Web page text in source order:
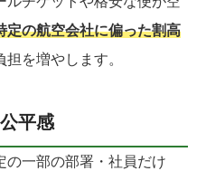
定の航空会社に偏った割高
を増やします。
平感
の一部の部署・社員だけ